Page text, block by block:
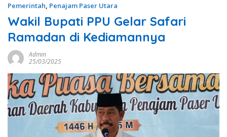
Pemerintah, Penajam Paser Utara
Wakil Bupati PPU Gelar Safari
Ramadan di Kediamannya
Admin
25/03/2025